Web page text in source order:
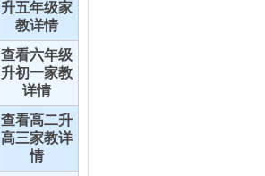
升五年级家
教详情
查看六年级
升初一家教
详情
查看高二升
高三家教详
情